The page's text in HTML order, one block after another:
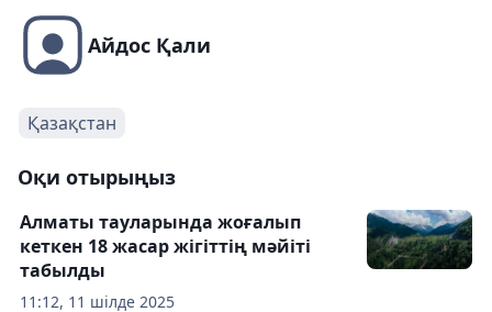
Айдос Қали
Қазақстан
Оқи отырыңыз
11:12, 11 шілде 2025
Алматы тауларында жоғалып
кеткен 18 жасар жігіттің мәйіті
табылды